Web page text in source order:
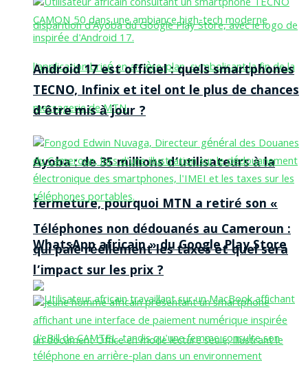
Ayoba : de 35 millions d’utilisateurs à la
fermeture, pourquoi MTN a retiré son «
WhatsApp africain » du Google Play Store
Android 17 est officiel : quels smartphones
TECNO, Infinix et itel ont le plus de chances
d’être mis à jour ?
Téléphones non dédouanés au Cameroun :
qui paie réellement les taxes et quel sera
l’impact sur les prix ?